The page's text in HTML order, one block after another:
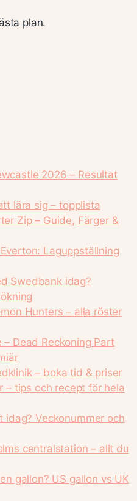
plan.
2026 – Resultat
lära sig – topplista
Zip – Guide, Färger &
Laguppställning
Swedbank idag?
Hunters – alla röster
– Dead Reckoning Part
– boka tid & priser
– tips och recept för hela
idag? Veckonummer och
centralstation – allt du
gallon? US gallon vs UK